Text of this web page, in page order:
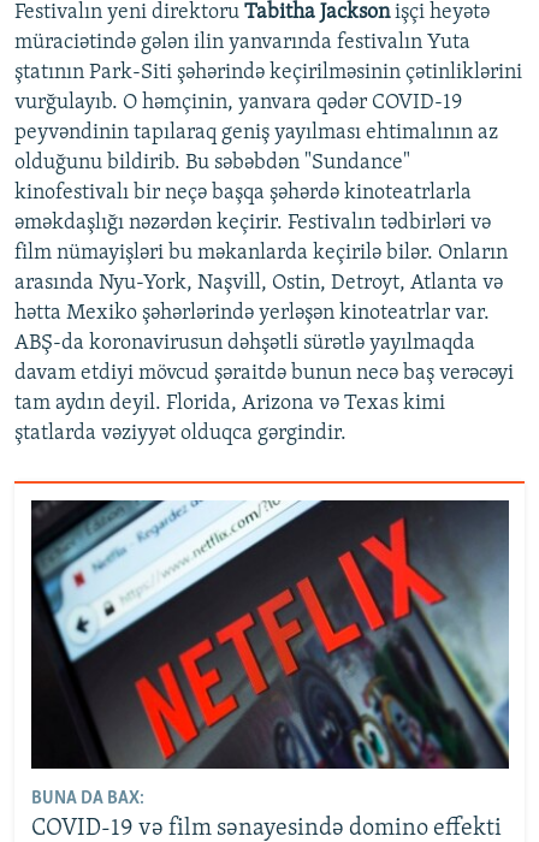
Festivalın yeni direktoru Tabitha Jacksonişçi heyətə
müraciətində gələn ilin yanvarında festivalın Yuta
ştatının Park-Siti şəhərində keçirilməsinin çətinliklərini
vurğulayıb. O həmçinin, yanvara qədər COVID-19
peyvəndinin tapılaraq geniş yayılması ehtimalının az
olduğunu bildirib. Bu səbəbdən "Sundance"
kinofestivalı bir neçə başqa şəhərdə kinoteatrlarla
əməkdaşlığı nəzərdən keçirir. Festivalın tədbirləri və
film nümayişləri bu məkanlarda keçirilə bilər. Onların
arasında Nyu-York, Naşvill, Ostin, Detroyt, Atlanta və
hətta Mexiko şəhərlərində yerləşən kinoteatrlar var.
ABŞ-da koronavirusun dəhşətli sürətlə yayılmaqda
davam etdiyi mövcud şəraitdə bunun necə baş verəcəyi
tam aydın deyil. Florida, Arizona və Texas kimi
ştatlarda vəziyyət olduqca gərgindir.
BUNA DA BAX:
COVID-19 və film sənayesində domino effekti